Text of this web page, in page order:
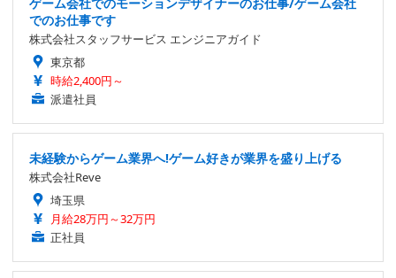
でのお仕事です
株式会社スタッフサービス エンジニアガイド
東京都
時給2,400円～
派遣社員
未経験からゲーム業界へ!ゲーム好きが業界を盛り上げる
株式会社Reve
埼玉県
月給28万円～32万円
正社員